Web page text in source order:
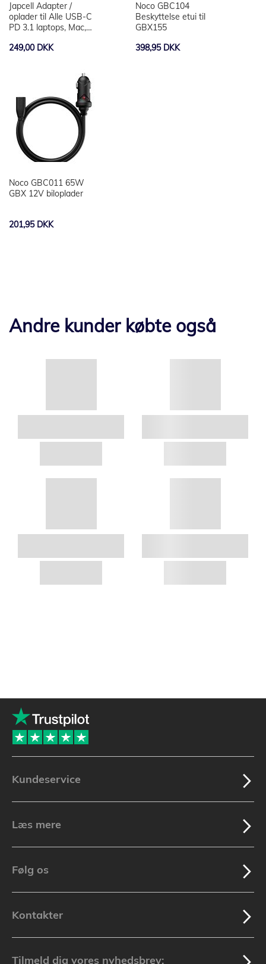
Japcell Adapter /
oplader til Alle USB-C
PD 3.1 laptops, Mac,
87W
249,00 DKK
Noco GBC104
Beskyttelse etui til
GBX155
398,95 DKK
Noco GBC011 65W
GBX 12V biloplader
201,95 DKK
Andre kunder købte også
Kundeservice
Læs mere
Følg os
Kontakter
Tilmeld dig vores nyhedsbrev: